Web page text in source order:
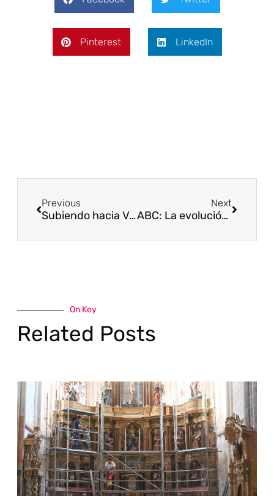
Pinterest LinkedIn
Previous
Subiendo hacia Valpuesta: fotos
Next
ABC: La evolución de la palabra
On Key
Related Posts